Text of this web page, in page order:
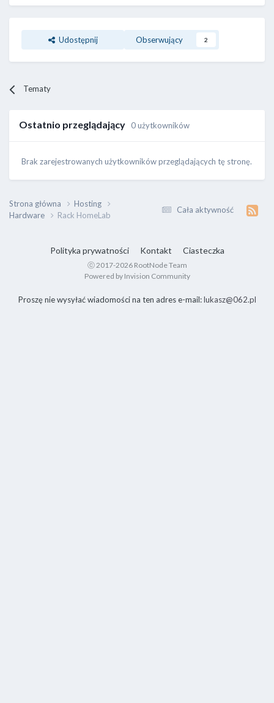
Udostępnij Obserwujący 2
Tematy
Ostatnio przeglądający 0 użytkowników
Brak zarejestrowanych użytkowników przeglądających tę stronę.
Cała aktywność
Strona główna
Hosting
Hardware
Rack HomeLab
Polityka prywatności Kontakt Ciasteczka
ⓒ 2017-2026 RootNode Team
Powered by Invision Community
Proszę nie wysyłać wiadomości na ten adres e-mail:lukasz@062.pl